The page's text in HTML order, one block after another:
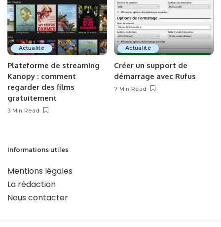
Actualité
Plateforme de streaming
Kanopy : comment
regarder des films
gratuitement
3 Min Read
Actualité
Créer un support de
démarrage avec Rufus
7 Min Read
Informations utiles
Mentions légales
La rédaction
Nous contacter